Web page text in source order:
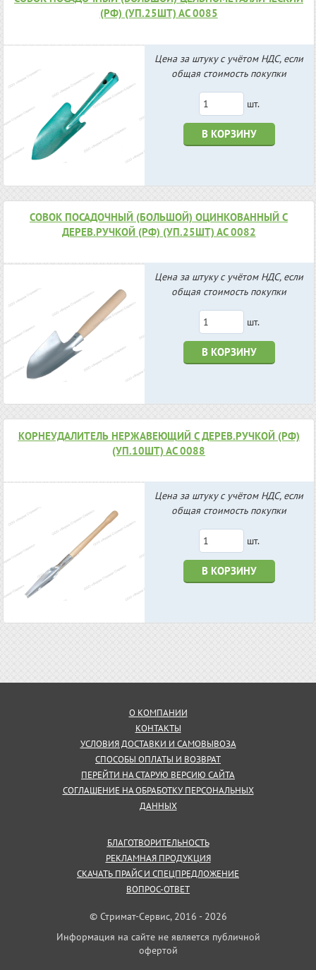
(РФ) (УП.25ШТ) АС 0085
Цена за штуку с учётом НДС, если
общая стоимость покупки
шт.
В КОРЗИНУ
СОВОК ПОСАДОЧНЫЙ (БОЛЬШОЙ) ОЦИНКОВАННЫЙ С
ДЕРЕВ.РУЧКОЙ (РФ) (УП.25ШТ) АС 0082
Цена за штуку с учётом НДС, если
общая стоимость покупки
шт.
В КОРЗИНУ
КОРНЕУДАЛИТЕЛЬ НЕРЖАВЕЮЩИЙ С ДЕРЕВ.РУЧКОЙ (РФ)
(УП.10ШТ) АС 0088
Цена за штуку с учётом НДС, если
общая стоимость покупки
шт.
В КОРЗИНУ
О КОМПАНИИ
КОНТАКТЫ
УСЛОВИЯ ДОСТАВКИ И САМОВЫВОЗА
СПОСОБЫ ОПЛАТЫ И ВОЗВРАТ
ПЕРЕЙТИ НА СТАРУЮ ВЕРСИЮ САЙТА
СОГЛАШЕНИЕ НА ОБРАБОТКУ ПЕРСОНАЛЬНЫХ
ДАННЫХ
БЛАГОТВОРИТЕЛЬНОСТЬ
РЕКЛАМНАЯ ПРОДУКЦИЯ
СКАЧАТЬ ПРАЙС И СПЕЦПРЕДЛОЖЕНИЕ
ВОПРОС-ОТВЕТ
© Стримат-Сервис, 2016 - 2026
Информация на сайте не является публичной
офертой